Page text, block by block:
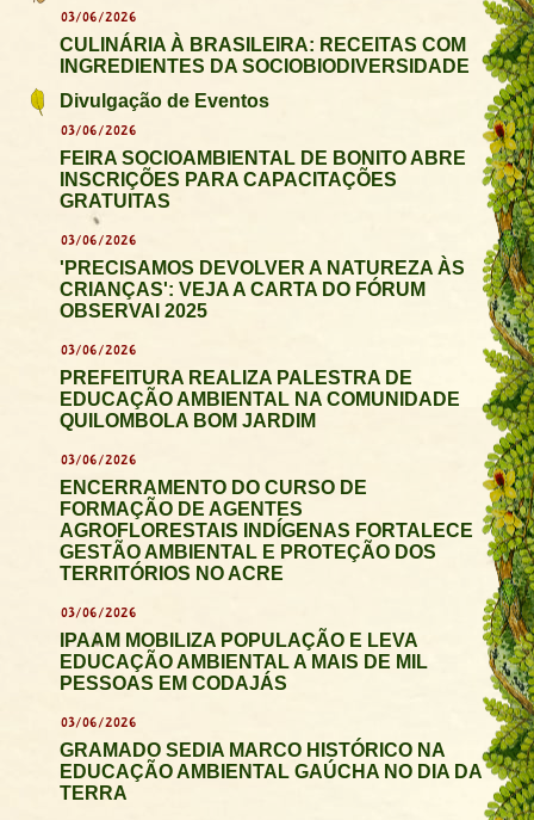
03/06/2026
CULINÁRIA À BRASILEIRA: RECEITAS COM
INGREDIENTES DA SOCIOBIODIVERSIDADE
Divulgação de Eventos
03/06/2026
FEIRA SOCIOAMBIENTAL DE BONITO ABRE
INSCRIÇÕES PARA CAPACITAÇÕES
GRATUITAS
03/06/2026
'PRECISAMOS DEVOLVER A NATUREZA ÀS
CRIANÇAS': VEJA A CARTA DO FÓRUM
OBSERVAI 2025
03/06/2026
PREFEITURA REALIZA PALESTRA DE
EDUCAÇÃO AMBIENTAL NA COMUNIDADE
QUILOMBOLA BOM JARDIM
03/06/2026
ENCERRAMENTO DO CURSO DE
FORMAÇÃO DE AGENTES
AGROFLORESTAIS INDÍGENAS FORTALECE
GESTÃO AMBIENTAL E PROTEÇÃO DOS
TERRITÓRIOS NO ACRE
03/06/2026
IPAAM MOBILIZA POPULAÇÃO E LEVA
EDUCAÇÃO AMBIENTAL A MAIS DE MIL
PESSOAS EM CODAJÁS
03/06/2026
GRAMADO SEDIA MARCO HISTÓRICO NA
EDUCAÇÃO AMBIENTAL GAÚCHA NO DIA DA
TERRA